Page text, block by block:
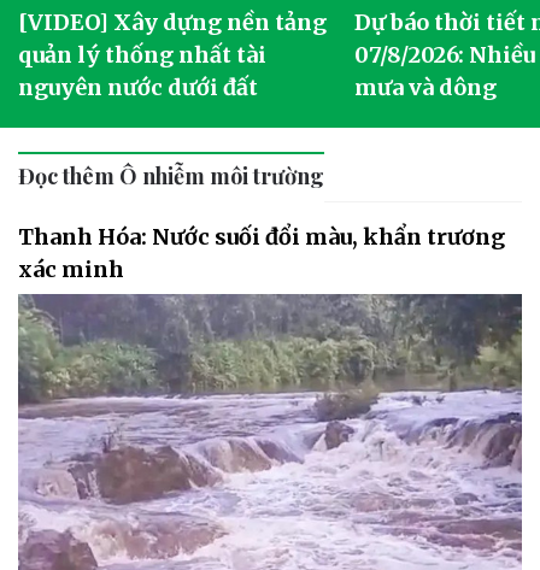
[VIDEO] Xây dựng nền tảng
quản lý thống nhất tài
nguyên nước dưới đất
Dự báo thời tiết
07/8/2026:
mưa và dông
Đọc thêm Ô nhiễm môi trường
Thanh Hóa: Nước suối đổi màu, khẩn trương
xác minh